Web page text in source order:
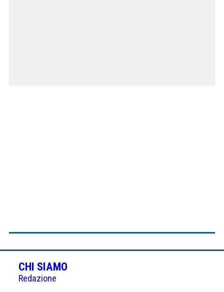
CHI SIAMO
Redazione